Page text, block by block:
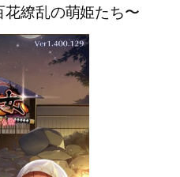
繚乱の萌姫たち〜